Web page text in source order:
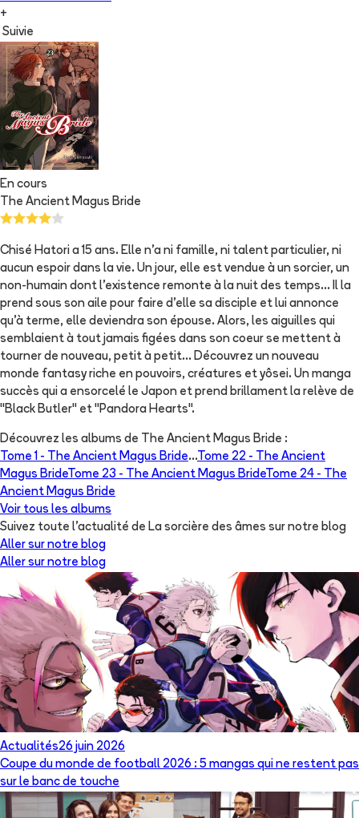
+
Suivie
En cours
The Ancient Magus Bride
Chisé Hatori a 15 ans. Elle n'a ni famille, ni talent particulier, ni
aucun espoir dans la vie. Un jour, elle est vendue à un sorcier, un
non-humain dont l'existence remonte à la nuit des temps... Il la
prend sous son aile pour faire d'elle sa disciple et lui annonce
qu'à terme, elle deviendra son épouse. Alors, les aiguilles qui
semblaient à tout jamais figées dans son coeur se mettent à
tourner de nouveau, petit à petit... Découvrez un nouveau
monde fantasy riche en pouvoirs, créatures et yôsei. Un manga
succès qui a ensorcelé le Japon et prend brillament la relève de
"Black Butler" et "Pandora Hearts".
Découvrez les albums de The Ancient Magus Bride :
Tome 1 - The Ancient Magus Bride...Tome 22 - The Ancient
Magus BrideTome 23 - The Ancient Magus BrideTome 24 - The
Ancient Magus Bride
Voir tous les albums
Suivez toute l'actualité de La sorcière des âmes sur notre blog
Aller sur notre blog
Aller sur notre blog
Actualités26 juin 2026
Coupe du monde de football 2026 : 5 mangas qui ne restent pas
sur le banc de touche